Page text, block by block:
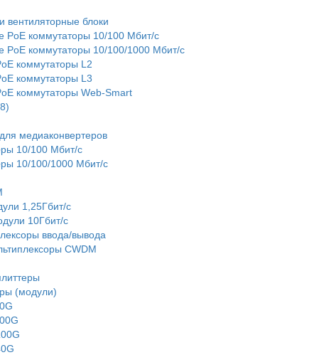
вентиляторные блоки
PoE коммутаторы 10/100 Мбит/с
PoE коммутаторы 10/100/1000 Мбит/с
коммутаторы L2
коммутаторы L3
коммутаторы Web-Smart
медиаконвертеров
10/100 Мбит/с
10/100/1000 Мбит/c
1,25Гбит/с
10Гбит/с
ввода/вывода
CWDM
(модули)